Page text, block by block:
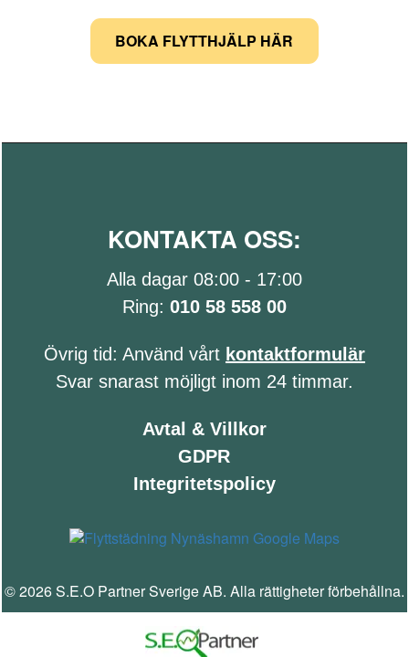
BOKA FLYTTHJÄLP HÄR
KONTAKTA OSS:
Alla dagar 08:00 - 17:00
Ring: 010 58 558 00
Övrig tid: Använd vårt kontaktformulär
Svar snarast möjligt inom 24 timmar.
Avtal & Villkor
GDPR
Integritetspolicy
© 2026 S.E.O Partner Sverige AB. Alla rättigheter förbehållna.